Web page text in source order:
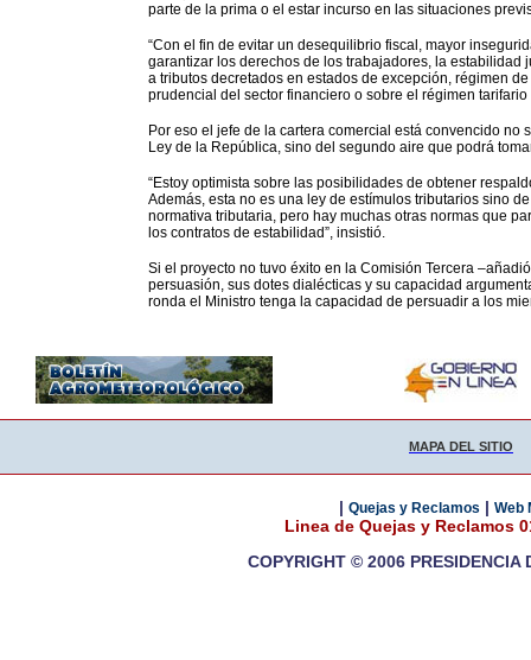
parte de la prima o el estar incurso en las situaciones
“Con el fin de evitar un desequilibrio fiscal, mayor
garantizar los derechos de los trabajadores, la
a tributos decretados en estados de excepción, régimen
prudencial del sector financiero o sobre el régimen
Por eso el jefe de la cartera comercial está convencido
Ley de la República, sino del segundo aire que podrá
“Estoy optimista sobre las posibilidades de obtener
Además, esta no es una ley de estímulos tributarios sino
normativa tributaria, pero hay muchas otras normas que
los contratos de estabilidad”, insistió.
Si el proyecto no tuvo éxito en la Comisión Tercera
persuasión, sus dotes dialécticas y su capacidad
ronda el Ministro tenga la capacidad de persuadir a los
MAPA DEL SITIO
| Quejas y Reclamos | Web
Linea de Quejas y Reclamos
COPYRIGHT © 2006 PRESIDENCIA